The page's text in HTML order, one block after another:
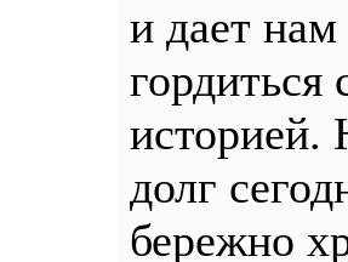
и дает
гордиться
долг
бережно